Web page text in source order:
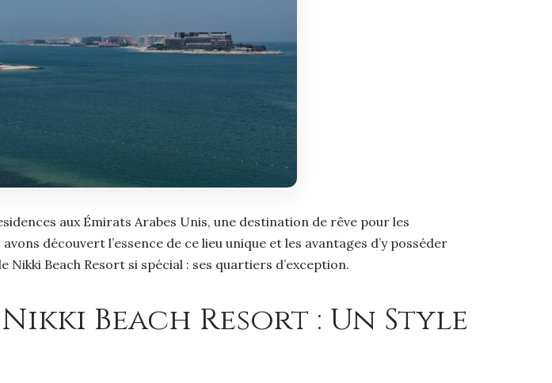
aux Émirats Arabes Unis, une destination de rêve pour les
découvert l’essence de ce lieu unique et les avantages d’y posséder
Beach Resort si spécial : ses quartiers d’exception.
Beach Resort : Un Style